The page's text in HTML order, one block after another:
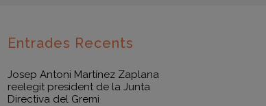
Entrades Recents
Josep Antoni Martínez Zaplana
reelegit president de la Junta
Directiva del Gremi